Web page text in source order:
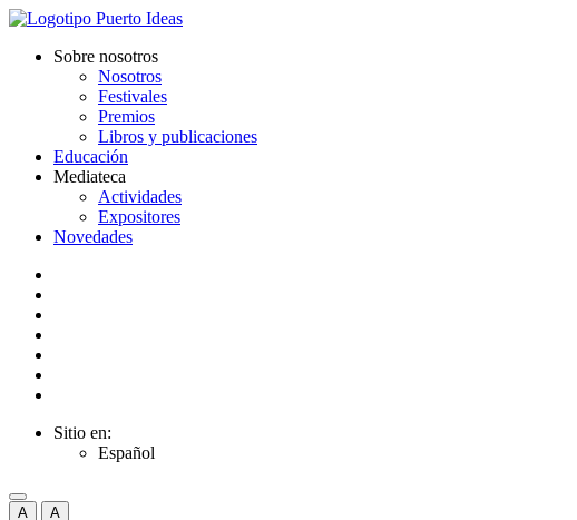
Sobre nosotros
Nosotros
Festivales
Premios
Libros y publicaciones
Educación
Mediateca
Actividades
Expositores
Novedades
Sitio en:
Español
A A